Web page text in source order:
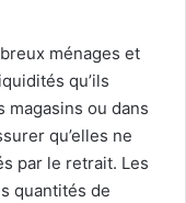
ménages et
qu’ils
ou dans
qu’elles ne
par le retrait. Les
quantités de